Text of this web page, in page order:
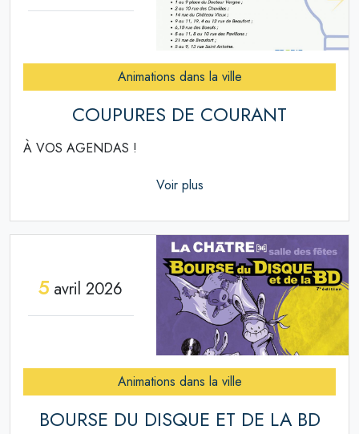
Animations dans la ville
COUPURES DE COURANT
À VOS AGENDAS !
Voir plus
5 avril 2026
Animations dans la ville
BOURSE DU DISQUE ET DE LA BD